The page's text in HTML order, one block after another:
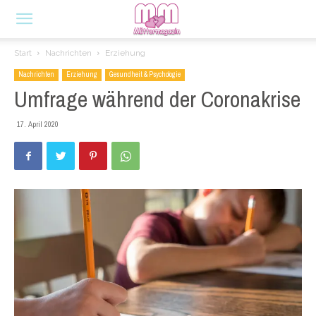
Start Nachrichten Erziehung
Nachrichten Erziehung Gesundheit & Psychologie
Umfrage während der Coronakrise
17. April 2020